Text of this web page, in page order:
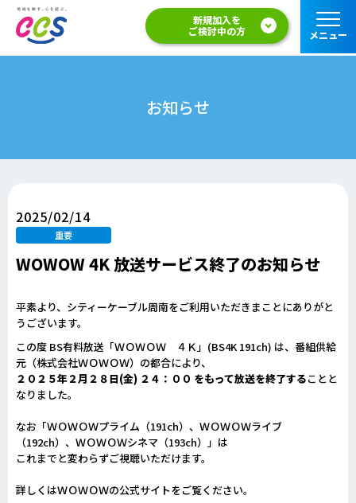
新規加入を
ご検討中の方
メニュー
お知らせ
2025/02/14
重要
WOWOW 4K 放送サービス終了のお知らせ
平素より、シティーケーブル周南をご利用いただきまことにありがと
うございます。
この度 BS有料放送「ＷＯＷＯＷ ４Ｋ」(BS4K 191ch) は、番組供給
元（株式会社ＷＯＷＯＷ）の都合により、
２０２５年２月２８日(金) ２４：００ をもって放送を終了することと
なりました。
なお「ＷＯＷＯＷプライム（191ch）、ＷＯＷＯＷライブ
（192ch）、ＷＯＷＯＷシネマ（193ch）」は
これまでと変わらずご視聴いただけます。
詳しくはＷＯＷＯＷの公式サイトをご覧ください。